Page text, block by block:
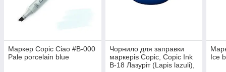
Маркер Copic Ciao #B-000
Pale porcelain blue
Чорнило для заправки
маркерів Copic, Copic Ink
B-18 Лазуріт (Lapis lazuli),
Ice